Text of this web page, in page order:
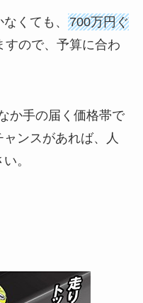
くても、 700万円ぐ
すので、予算に合わ
か手の届く価格帯で
ンスがあれば、人
。